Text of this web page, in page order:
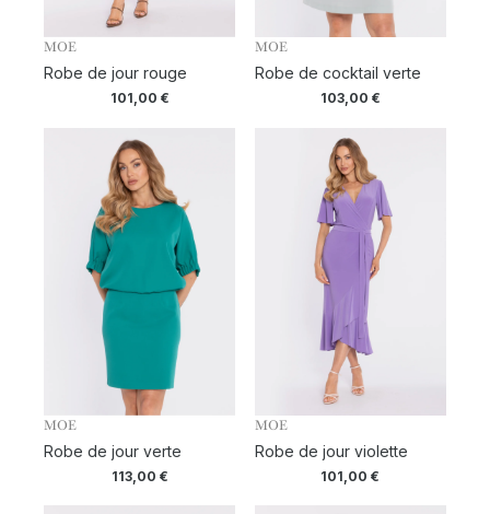
MOE
Robe de jour rouge
101,00 €
MOE
Robe de cocktail verte
103,00 €
MOE
Robe de jour verte
113,00 €
MOE
Robe de jour violette
101,00€